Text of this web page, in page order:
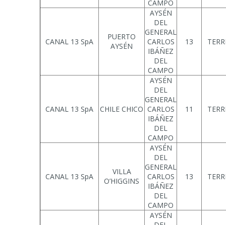
CAMPO
CANAL 13 SpA
PUERTO
AYSÉN
AYSÉN
DEL
GENERAL
CARLOS
IBÁÑEZ
DEL
CAMPO
13
CANAL 13 SpA CHILE CHICO
AYSÉN
DEL
GENERAL
CARLOS
IBÁÑEZ
DEL
CAMPO
11
CANAL 13 SpA
VILLA
O’HIGGINS
AYSÉN
DEL
GENERAL
CARLOS
IBÁÑEZ
DEL
CAMPO
13
AYSÉN